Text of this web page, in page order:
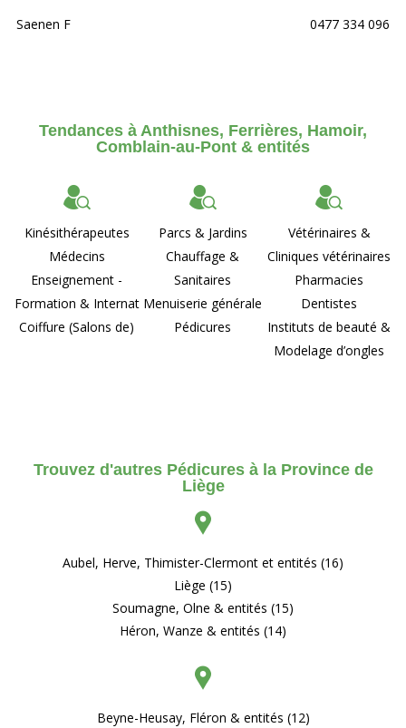
Saenen F
0477 334 096
Tendances à Anthisnes, Ferrières, Hamoir,
Comblain-au-Pont & entités
Kinésithérapeutes
Médecins
Enseignement -
Formation & Internat
Coiffure (Salons de)
Parcs & Jardins
Chauffage &
Sanitaires
Menuiserie générale
Pédicures
Vétérinaires &
Cliniques vétérinaires
Pharmacies
Dentistes
Instituts de beauté &
Modelage d’ongles
Trouvez d'autres Pédicures à la Province de
Liège
Aubel, Herve, Thimister-Clermont et entités (16)
Liège (15)
Soumagne, Olne & entités (15)
Héron, Wanze & entités (14)
Beyne-Heusay, Fléron & entités (12)